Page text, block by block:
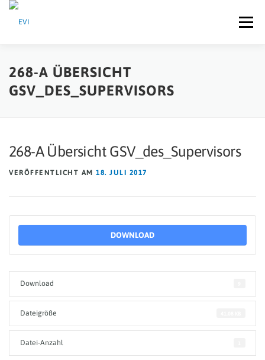
Zum Inhalt springen
Menü
IMPRESSUM DATENSCHUTZERKLÄRUNG
268-A ÜBERSICHT
GSV_DES_SUPERVISORS
268-A Übersicht GSV_des_Supervisors
VERÖFFENTLICHT AM 18. JULI 2017
DOWNLOAD
Download
Dateigröße
Datei-Anzahl